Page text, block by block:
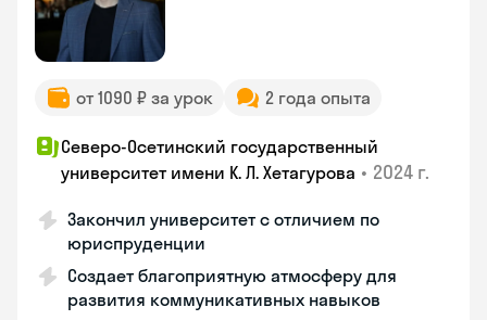
от 1090 ₽ за урок 2 года опыта
Северо-Осетинский государственный
университет имени К. Л. Хетагурова • 2024 г.
Закончил университет с отличием по
юриспруденции
Создает благоприятную атмосферу для
развития коммуникативных навыков